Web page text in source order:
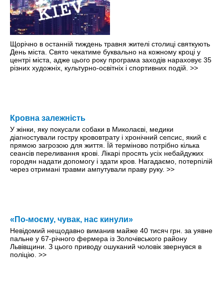
Щорічно в останній тиждень травня жителі столиці святкують
День міста. Свято чекатиме буквально на кожному кроці y
центрі міста, адже цього року програма заходів нараховує 35
різних художніх, культурно-освітніх і спортивних подій. >>
Кровна залежність
У жінки, яку покусали собаки в Миколаєві, медики
діагностували гостру крововтрату і хронічний сепсис, який є
прямою загрозою для життя. Їй терміново потрібно кілька
сеансів переливання крові. Лікарі просять усіх небайдужих
городян надати допомогу і здати кров. Нагадаємо, потерпілій
через отримані травми ампутували праву руку. >>
«По-моєму, чувак, нас кинули»
Невідомий нещодавно виманив майже 40 тисяч грн. за уявне
пальне у 67-річного фермера із Золочівського району
Львівщини. З цього приводу ошуканий чоловік звернувся в
поліцію. >>